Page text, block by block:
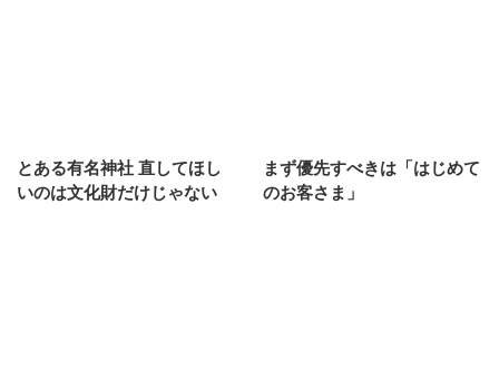
とある有名神社 直してほし
いのは文化財だけじゃない
まず優先すべきは「はじめて
のお客さま」